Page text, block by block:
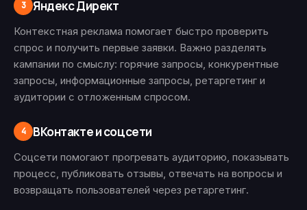
3 Яндекс Директ
Контекстная реклама помогает быстро проверить
спрос и получить первые заявки. Важно разделять
кампании по смыслу: горячие запросы, конкурентные
запросы, информационные запросы, ретаргетинг и
аудитории с отложенным спросом.
4 ВКонтакте и соцсети
Соцсети помогают прогревать аудиторию, показывать
процесс, публиковать отзывы, отвечать на вопросы и
возвращать пользователей через ретаргетинг.